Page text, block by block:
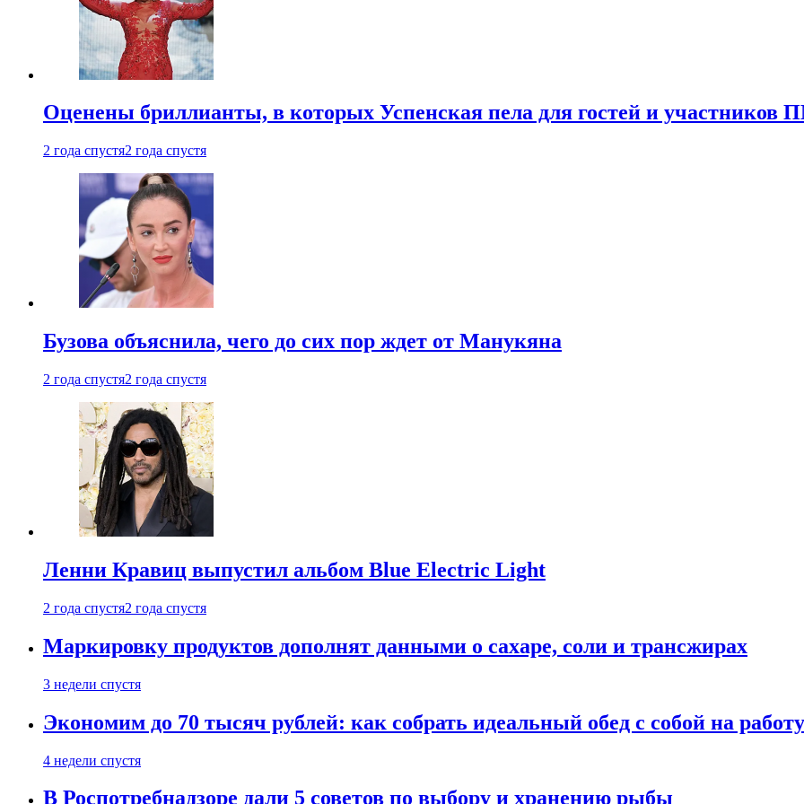
Оценены бриллианты, в которых Успенская пела для гостей и
2 года спустя2 года спустя
Бузова объяснила, чего до сих пор ждет от Манукяна
2 года спустя2 года спустя
Ленни Кравиц выпустил альбом Blue Electric Light
2 года спустя2 года спустя
Маркировку продуктов дополнят данными о сахаре, соли и трансжирах
3 недели спустя
Экономим до 70 тысяч рублей: как собрать идеальный обед с собой на работу
4 недели спустя
В Роспотребнадзоре дали 5 советов по выбору и хранению рыбы